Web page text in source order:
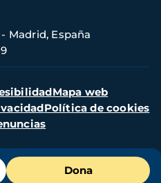
Dona
Madrid, España
Mapa web
Política de cookies